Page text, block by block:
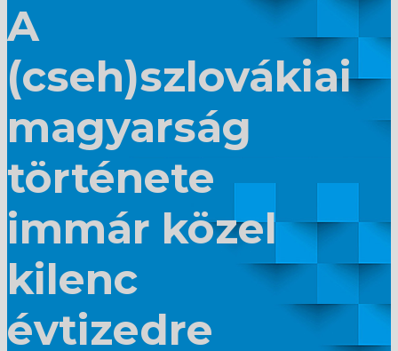
A
(cseh)szlovákiai
magyarság
története
immár közel
kilenc
évtizedre